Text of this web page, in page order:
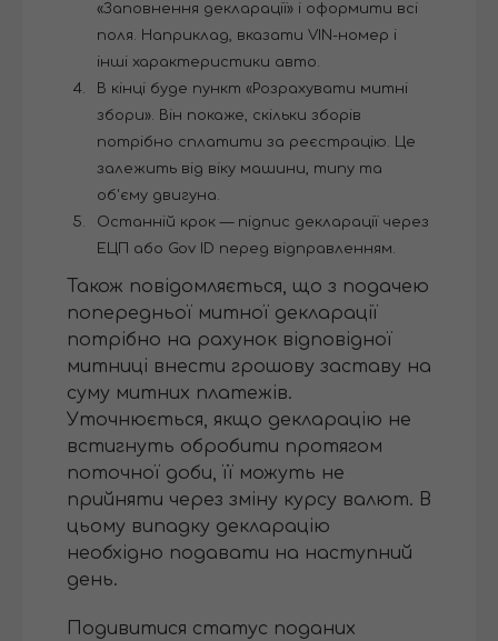
«Заповнення декларації» і оформити всі
поля. Наприклад, вказати VIN-номер і
інші характеристики авто.
В кінці буде пункт «Розрахувати митні
збори». Він покаже, скільки зборів
потрібно сплатити за реєстрацію. Це
залежить від віку машини, типу та
об'єму двигуна.
Останній крок — підпис декларації через
ЕЦП або Gov ID перед відправленням.
Також повідомляється, що з подачею
попередньої митної декларації
потрібно на рахунок відповідної
митниці внести грошову заставу на
суму митних платежів.
Уточнюється, якщо декларацію не
встигнуть обробити протягом
поточної доби, її можуть не
прийняти через зміну курсу валют. В
цьому випадку декларацію
необхідно подавати на наступний
день.
Подивитися статус поданих